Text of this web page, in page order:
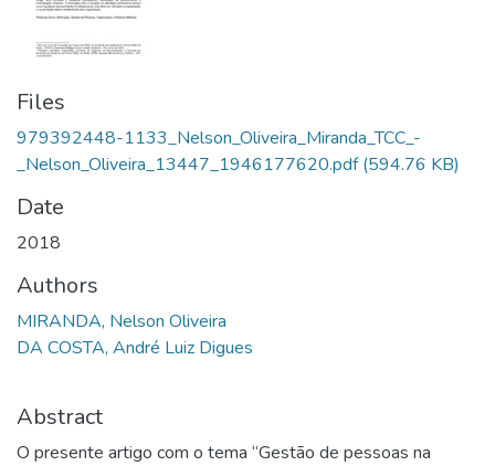
Files
979392448-1133_Nelson_Oliveira_Miranda_TCC_-
_Nelson_Oliveira_13447_1946177620.pdf(594.76 KB)
Date
2018
Authors
MIRANDA, Nelson Oliveira
DA COSTA, André Luiz Digues
Abstract
O presente artigo com o tema “Gestão de pessoas na